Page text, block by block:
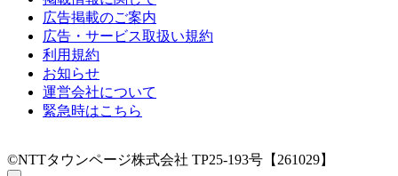
広告掲載のご案内
広告・サービス取扱い規約
利用規約
お知らせ
運営会社について
緊急時はこちら
©NTTタウンページ株式会社 TP25-193号【261029】